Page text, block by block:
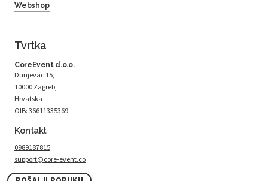
Webshop
Tvrtka
CoreEvent d.o.o.
Dunjevac 15,
10000 Zagreb,
Hrvatska
OIB: 36611335369
Kontakt
0989187815
support@core-event.co